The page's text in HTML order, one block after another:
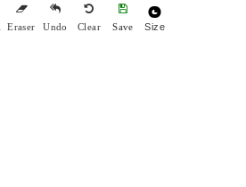
Eraser Undo Clear Save Size